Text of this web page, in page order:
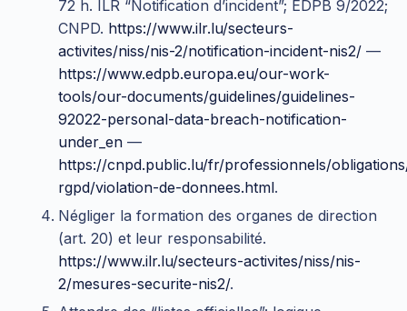
72 h. ILR “Notification d’incident”; EDPB 9/2022;
CNPD. https://www.ilr.lu/secteurs-
activites/niss/nis-2/notification-incident-nis2/ —
https://www.edpb.europa.eu/our-work-
tools/our-documents/guidelines/guidelines-
92022-personal-data-breach-notification-
under_en —
https://cnpd.public.lu/fr/professionnels/
rgpd/violation-de-donnees.html.
Négliger la formation des organes de direction
(art. 20) et leur responsabilité.
https://www.ilr.lu/secteurs-activites/niss/nis-
2/mesures-securite-nis2/.